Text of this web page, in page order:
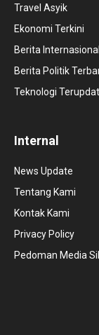
Travel Asyik
Ekonomi Terkini
Berita Internasional
Berita Politik
Teknologi
Internal
News Update
Tentang Kami
Kontak Kami
Privacy Policy
Pedoman Media